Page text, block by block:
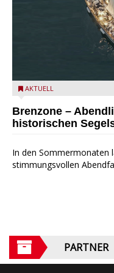
Mit dem historischen
AKTUELL
Brenzone –
historischen
In den Sommermonaten
stimmungsvollen
PARTNER